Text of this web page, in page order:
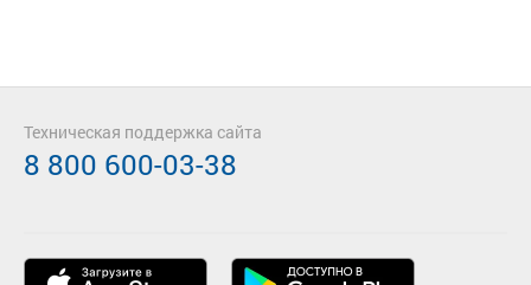
Техническая поддержка сайта
8 800 600-03-38